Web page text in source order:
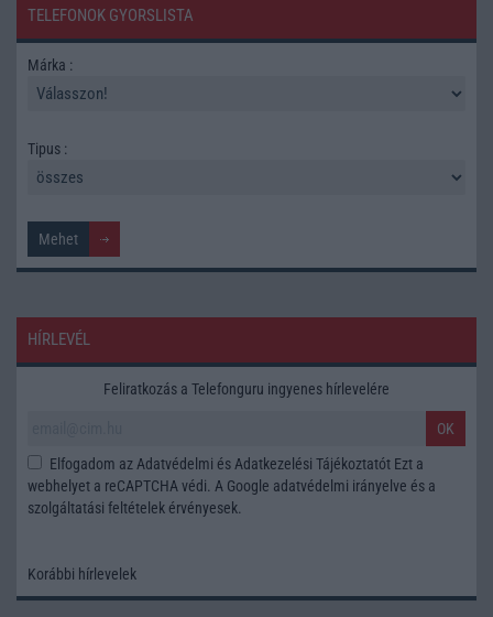
TELEFONOK GYORSLISTA
Márka :
Tipus :
HÍRLEVÉL
Feliratkozás a Telefonguru ingyenes hírlevelére
OK
Elfogadom az Adatvédelmi és Adatkezelési Tájékoztatót Ezt a
webhelyet a reCAPTCHA védi. A Google adatvédelmi irányelve és a
szolgáltatási feltételek érvényesek.
Korábbi hírlevelek